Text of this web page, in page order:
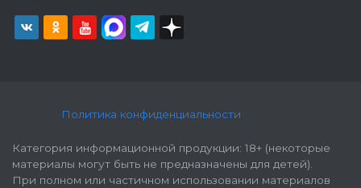
Политика конфиденциальности
Категория информационной продукции: 18+ (некоторые
материалы могут быть не предназначены для детей).
При полном или частичном использовании материалов